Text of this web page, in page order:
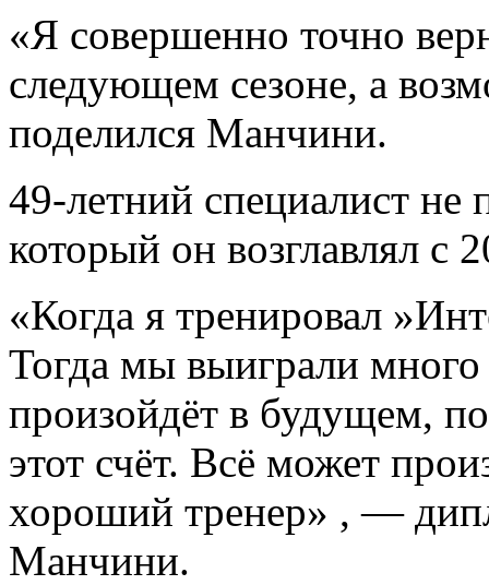
«Я совершенно точно
следующем сезоне, а
поделился Манчини.
49-летний специалист не
который он возглавлял с
«Когда я тренировал
Тогда мы выиграли много
произойдёт в будущем,
этот счёт. Всё может
хороший тренер» , —
Манчини.